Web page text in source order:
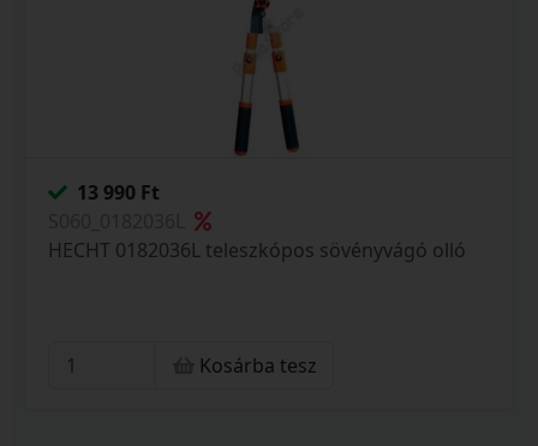
13 990 Ft
HECHT 0182036L teleszkópos sövényvágó olló
Kosárba tesz